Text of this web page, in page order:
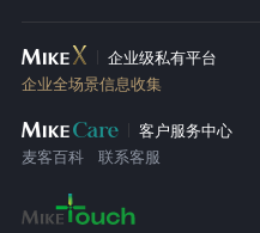
企业级私有平台
企业全场景信息收集
客户服务中心
麦客百科
联系客服